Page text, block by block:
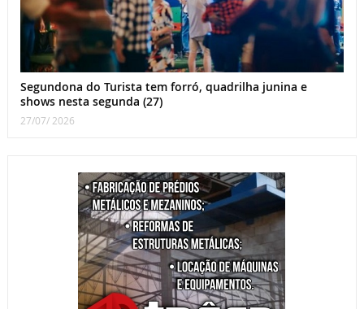
Segundona do Turista tem forró, quadrilha junina e
shows nesta segunda (27)
27/07/ 2026